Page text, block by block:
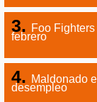
Foo
febrero
Maldonado
desempleo